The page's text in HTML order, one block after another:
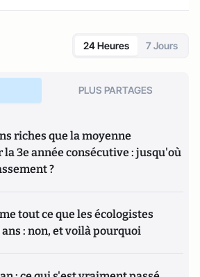
24 Heures 7 Jours
PLUS PARTAGES
riches que la moyenne
3e année consécutive : jusqu'où
?
tout ce que les écologistes
: non, et voilà pourquoi